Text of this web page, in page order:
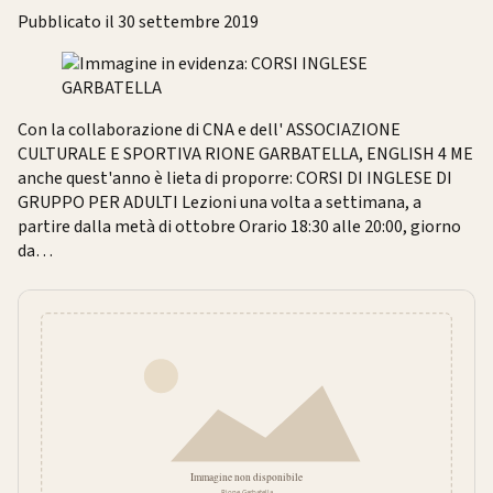
Pubblicato il 30 settembre 2019
Con la collaborazione di CNA e dell' ASSOCIAZIONE
CULTURALE E SPORTIVA RIONE GARBATELLA, ENGLISH 4 ME
anche quest'anno è lieta di proporre: CORSI DI INGLESE DI
GRUPPO PER ADULTI Lezioni una volta a settimana, a
partire dalla metà di ottobre Orario 18:30 alle 20:00, giorno
da…